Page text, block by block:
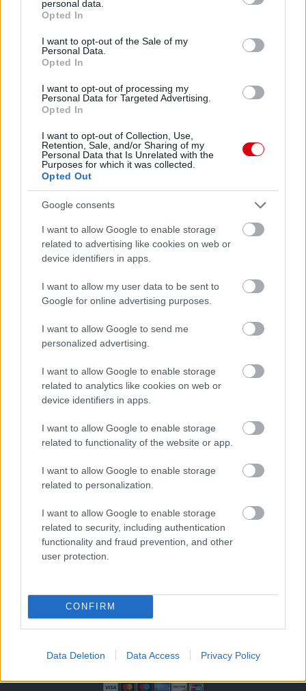
grant or deny consent to Google and its third-party tags to
use your data for below specified purposes in below Google
consent section.
personal data.
Opted In
I want to opt-out of the Sale of my
Personal Data.
Opted In
I want to opt-out of processing my
Personal Data for Targeted Advertising.
Opted In
I want to opt-out of Collection, Use,
Retention, Sale, and/or Sharing of my
Personal Data that Is Unrelated with the
Purposes for which it was collected.
Opted Out
Google consents
I want to allow Google to enable storage
related to advertising like cookies on web or
device identifiers in apps.
I want to allow my user data to be sent to
Google for online advertising purposes.
I want to allow Google to send me
personalized advertising.
I want to allow Google to enable storage
related to analytics like cookies on web or
device identifiers in apps.
I want to allow Google to enable storage
related to functionality of the website or app.
I want to allow Google to enable storage
related to personalization.
I want to allow Google to enable storage
related to security, including authentication
functionality and fraud prevention, and other
user protection.
CONFIRM
Data Deletion Data Access Privacy Policy
Meccs Center
Paris Saint-Germain
Felkészülési szezon 4. mérkőzés
Nya Ullevi, Göteborg
0 nap 17 óra 30 perc 32 másodperc
Leeds UnitedvsManchester United
ELŐZŐ MÉRKŐZÉSEK